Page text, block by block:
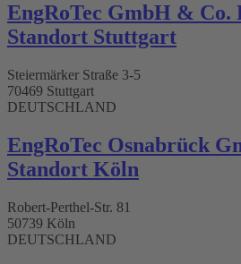
EngRoTec GmbH & Co.
Standort Stuttgart​
Steiermärker Straße 3-5
70469 Stuttgart
DEUTSCHLAND
EngRoTec Osnabrück
Standort Köln
Robert-Perthel-Str. 81
50739 Köln
DEUTSCHLAND